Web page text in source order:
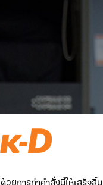
ยการทำคำสั่งนี้ให้เสร็จสิ้น